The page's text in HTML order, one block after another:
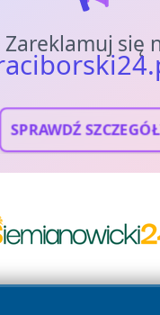
Zareklamuj się
SPRAWDŹ